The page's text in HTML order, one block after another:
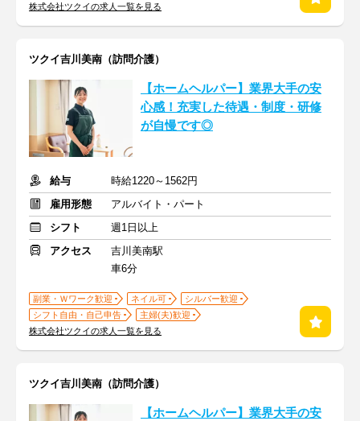
株式会社ツクイの求人一覧を見る
ツクイ吉川美南（訪問介護）
【ホームヘルパー】業界大手の安
心感！充実した待遇・制度・研修
が自慢です◎
給与
時給1220～1562円
雇用形態
アルバイト・パート
シフト
週1日以上
アクセス
吉川美南駅
車6分
副業・Ｗワーク歓迎 ネイル可
シルバー歓迎
シフト自由・自己申告
主婦(夫)歓迎
株式会社ツクイの求人一覧を見る
ツクイ吉川美南（訪問介護）
【ホームヘルパー】業界大手の安